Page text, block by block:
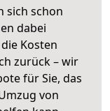
sich schon
dabei
Kosten
zurück – wir
für Sie, das
von